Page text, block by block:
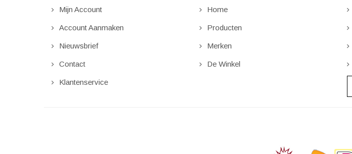
Mijn Account
Account Aanmaken
Nieuwsbrief
Contact
Klantenservice
Home
Producten
Merken
De Winkel